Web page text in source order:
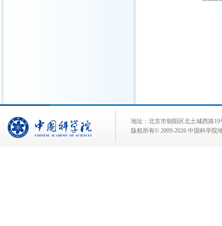
地址：北京市朝阳区北土城西路
版权所有© 2009-2026 中国科学院